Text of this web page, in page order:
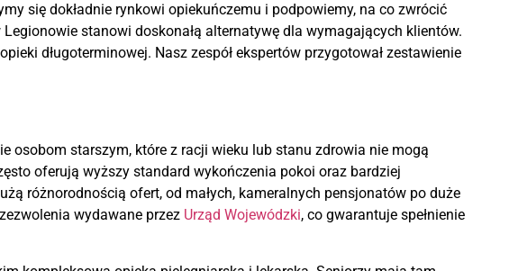
się dokładnie rynkowi opiekuńczemu i podpowiemy, na co zwrócić
stanowi doskonałą alternatywę dla wymagających klientów.
długoterminowej. Nasz zespół ekspertów przygotował zestawienie
osobom starszym, które z racji wieku lub stanu zdrowia nie mogą
oferują wyższy standard wykończenia pokoi oraz bardziej
różnorodnością ofert, od małych, kameralnych pensjonatów po duże
wydawane przez Urząd Wojewódzki, co gwarantuje spełnienie